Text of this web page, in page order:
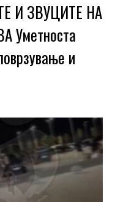
И ЗВУЦИТЕ НА
Уметноста
и